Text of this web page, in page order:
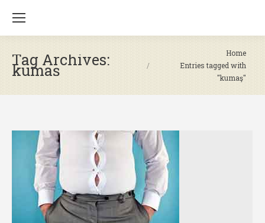
Tag Archives:
kumaş
Home
Entries tagged with
"kumaş"